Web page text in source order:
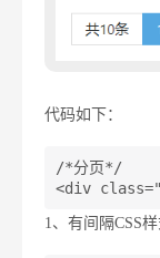
代码如下：
/*分页*/
<div
1、有间隔CSS